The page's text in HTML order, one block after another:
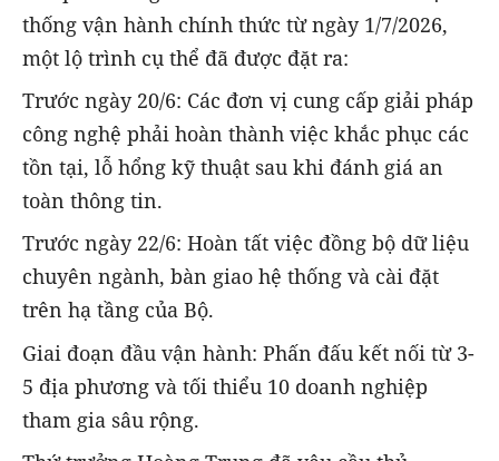
thống vận hành chính thức từ ngày 1/7/2026,
một lộ trình cụ thể đã được đặt ra:
Trước ngày 20/6: Các đơn vị cung cấp giải pháp
công nghệ phải hoàn thành việc khắc phục các
tồn tại, lỗ hổng kỹ thuật sau khi đánh giá an
toàn thông tin.
Trước ngày 22/6: Hoàn tất việc đồng bộ dữ liệu
chuyên ngành, bàn giao hệ thống và cài đặt
trên hạ tầng của Bộ.
Giai đoạn đầu vận hành: Phấn đấu kết nối từ 3-
5 địa phương và tối thiểu 10 doanh nghiệp
tham gia sâu rộng.